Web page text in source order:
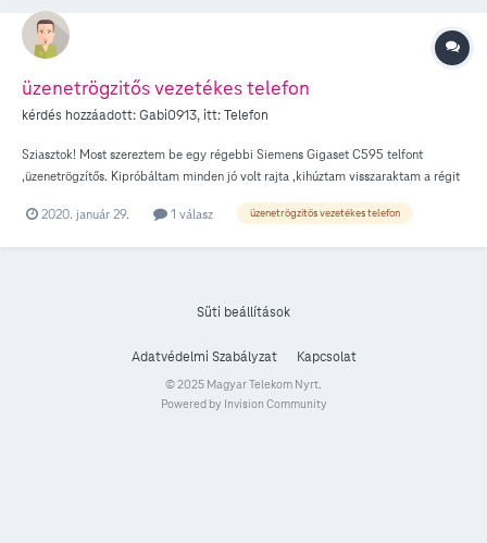
üzenetrögzitős vezetékes telefon
kérdés hozzáadott:Gabi0913, itt:Telefon
Sziasztok! Most szereztem be egy régebbi Siemens Gigaset C595 telfont
,üzenetrögzítős. Kipróbáltam minden jó volt rajta ,kihúztam visszaraktam a régit
felületen nyomkodva lettek a gombok mind . Utána nincsen tárcsahang ,ha
gépen minden más telefonbeállítás müködik. A telefonszámot is azonosítja de
2020. január 29. 1 válasz üzenetrögzítős vezetékes telefon
Süti beállítások
Adatvédelmi Szabályzat Kapcsolat
© 2025 Magyar Telekom Nyrt.
Powered by Invision Community